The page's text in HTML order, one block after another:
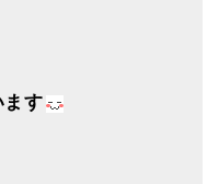
ます